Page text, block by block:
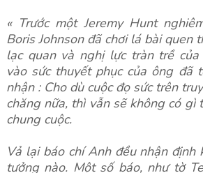
« Trước một Jeremy Hunt
Boris Johnson đã chơi lá bài quen
lạc quan và nghị lực tràn trề
vào sức thuyết phục của ông đã
nhận : Cho dù cuộc đọ sức trên
chăng nữa, thì vẫn sẽ không có gì
chung cuộc.
Vả lại báo chí Anh đều nhận định
tưởng nào. Một số báo, như tờ